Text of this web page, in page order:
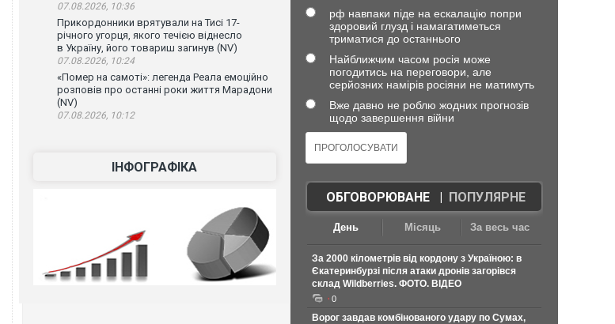
07.08.2026, 10:36
Прикордонники врятували на Тисі 17-
річного угорця, якого течією віднесло
в Україну, його товариш загинув (NV)
07.08.2026, 10:24
«Помер на самоті»: легенда Реала емоційно
розповів про останні роки життя Марадони
(NV)
07.08.2026, 10:12
ІНФОГРАФІКА
рф навпаки піде на ескалацію попри
здоровий глузд і намагатиметься
триматися до останнього
Найближчим часом росія може
погодитись на переговори, але
серйозних намірів росіяни не матимуть
Вже давно не роблю жодних прогнозів
щодо завершення війни
ОБГОВОРЮВАНЕ| ПОПУЛЯРНЕ
День Місяць За весь час
За 2000 кілометрів від кордону з Україною: в
Єкатеринбурзі після атаки дронів загорівся
склад Wildberries. ФОТО. ВІДЕО
0
Ворог завдав комбінованого удару по Сумах,